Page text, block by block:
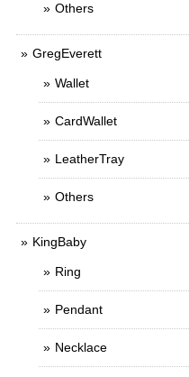
Others
GregEverett
Wallet
CardWallet
LeatherTray
Others
KingBaby
Ring
Pendant
Necklace